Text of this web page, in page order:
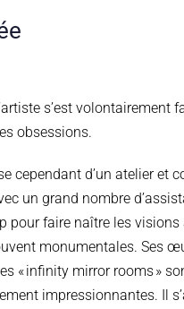
s’est volontairement
obsessions.
cependant d’un atelier et
un grand nombre
pour faire naître les
monumentales. Ses
«infinity mirror rooms»
impressionnantes. Il